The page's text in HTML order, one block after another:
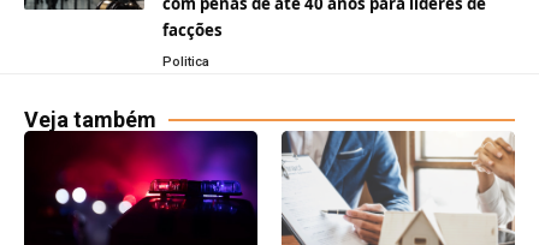
facções
Politica
Veja também